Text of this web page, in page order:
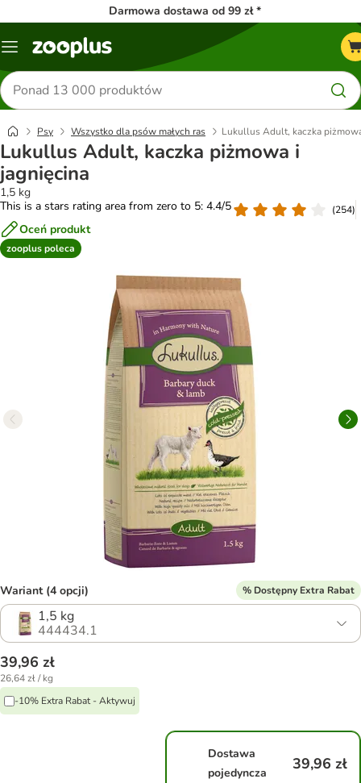
Darmowa dostawa od 99 zł *
Menu
Szukaj
produktów
Psy Wszystko dla psów małych ras Lukullus Adult, kaczka
Lukullus Adult, kaczka piżmowa i
jagnięcina
1,5 kg
This is a stars rating area from zero to 5: 4.4/5
(254)
Oceń produkt
zooplus poleca
Wariant (4 opcji) % Dostępny Extra Rabat
1,5 kg
444434.1
39,96 zł
26,64 zł / kg
-10% Extra Rabat - Aktywuj
Dostawa
pojedyncza
39,96 zł